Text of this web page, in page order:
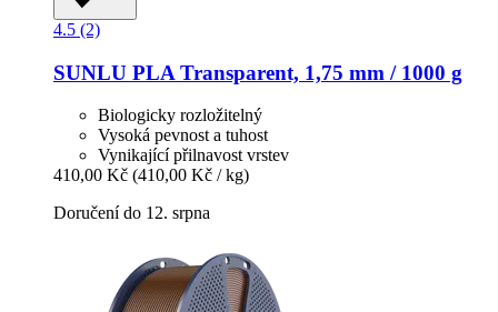
4.5 (2)
SUNLU PLA Transparent, 1,75 mm / 1000 g
Biologicky rozložitelný
Vysoká pevnost a tuhost
Vynikající přilnavost vrstev
410,00 Kč (410,00 Kč / kg)
Doručení do 12. srpna